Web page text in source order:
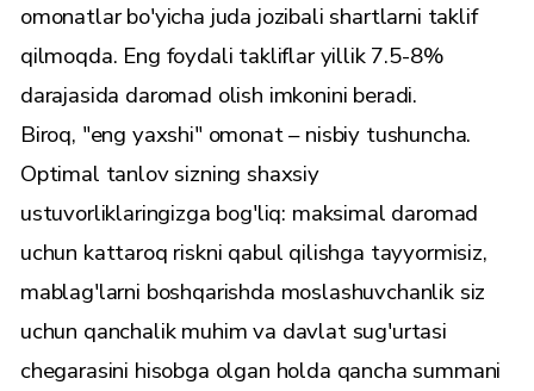
omonatlar bo'yicha juda jozibali shartlarni taklif
qilmoqda. Eng foydali takliflar yillik 7.5-8%
darajasida daromad olish imkonini beradi.
Biroq, "eng yaxshi" omonat – nisbiy tushuncha.
Optimal tanlov sizning shaxsiy
ustuvorliklaringizga bog'liq: maksimal daromad
uchun kattaroq riskni qabul qilishga tayyormisiz,
mablag'larni boshqarishda moslashuvchanlik siz
uchun qanchalik muhim va davlat sug'urtasi
chegarasini hisobga olgan holda qancha summani